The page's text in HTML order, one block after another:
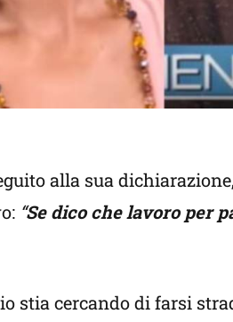
alla sua
“Se dico che lavoro per
stia cercando di farsi